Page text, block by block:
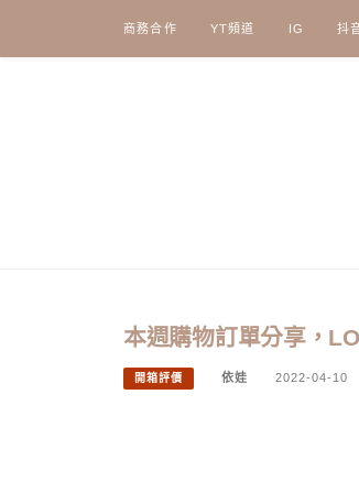
content
商務合作 YT頻道 IG 抖
本週購物訂單分享，
開箱評價 依娃 2022-04-10